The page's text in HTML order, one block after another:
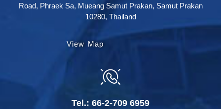
Road, Phraek Sa, Mueang Samut Prakan, Samut Prakan
10280, Thailand
View Map
Tel.: 66-2-709 6959